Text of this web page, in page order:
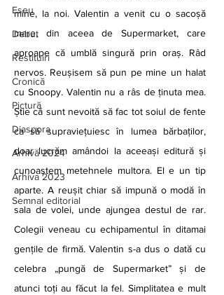
Eseu
Debut
Restituiri
Cronică
Pictură
Diaspora
Arhivă 2024
Arhiva 2023
Semnal editorial
mine, la noi. Valentin a venit cu o sacoșă
mare, din aceea de Supermarket, care
aproape că umblă singură prin oraș. Râd
nervos. Reușisem să pun pe mine un halat
cu Snoopy. Valentin nu a râs de ținuta mea.
Știe că sunt nevoită să fac tot soiul de fente
ca să supraviețuiesc în lumea bărbaților,
doar lucrăm amândoi la aceeași editură și
cunoaștem metehnele multora. El e un tip
aparte. A reușit chiar să impună o modă în
sala de volei, unde ajungea destul de rar.
Colegii veneau cu echipamentul în ditamai
gențile de firmă. Valentin s-a dus o dată cu
celebra „pungă de Supermarket” și de
atunci toți au făcut la fel. Simplitatea e mult